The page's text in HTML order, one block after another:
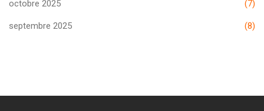
octobre 2025 (7)
septembre 2025 (8)